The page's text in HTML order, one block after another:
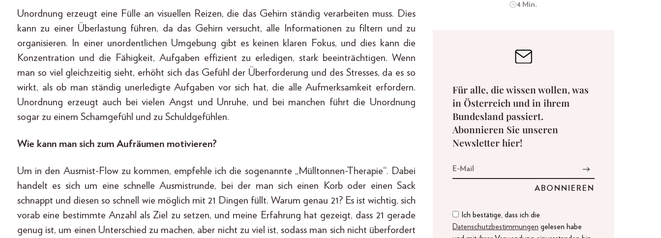
Unordnung erzeugt eine Fülle an visuellen Reizen, die das Gehirn ständig verarbeiten muss. Dies
kann zu einer Überlastung führen, da das Gehirn versucht, alle Informationen zu filtern und zu
organisieren. In einer unordentlichen Umgebung gibt es keinen klaren Fokus, und dies kann die
Konzentration und die Fähigkeit, Aufgaben effizient zu erledigen, stark beeinträchtigen. Wenn
man so viel gleichzeitig sieht, erhöht sich das Gefühl der Überforderung und des Stresses, da es so
wirkt, als ob man ständig unerledigte Aufgaben vor sich hat, die alle Aufmerksamkeit erfordern.
Unordnung erzeugt auch bei vielen Angst und Unruhe, und bei manchen führt die Unordnung
sogar zu einem Schamgefühl und zu Schuldgefühlen.
Wie kann man sich zum Aufräumen motivieren?
Um in den Ausmist-Flow zu kommen, empfehle ich die sogenannte „Mülltonnen-Therapie“. Dabei
handelt es sich um eine schnelle Ausmistrunde, bei der man sich einen Korb oder einen Sack
schnappt und diesen so schnell wie möglich mit 21 Dingen füllt. Warum genau 21? Es ist wichtig, sich
vorab eine bestimmte Anzahl als Ziel zu setzen, und meine Erfahrung hat gezeigt, dass 21 gerade
genug ist, um einen Unterschied zu machen, aber nicht zu viel ist, sodass man sich nicht überfordert
4 Min.
Für alle, die wissen wollen, was
in Österreich und in ihrem
Bundesland passiert.
Abonnieren Sie unseren
Newsletter hier!
Ich bestätige, dass ich die
Datenschutzbestimmungen gelesen habe